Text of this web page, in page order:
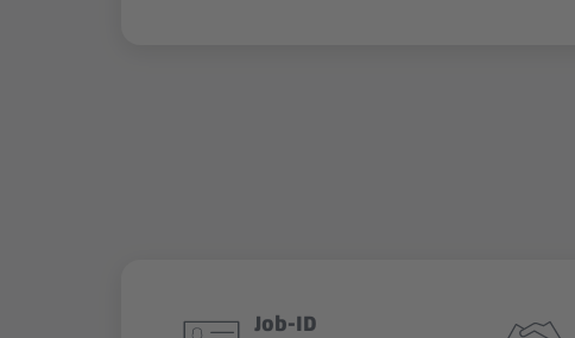
Job-ID